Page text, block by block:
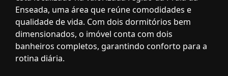
Enseada, uma área que reúne comodidades e
qualidade de vida. Com dois dormitórios bem
dimensionados, o imóvel conta com dois
banheiros completos, garantindo conforto para a
rotina diária.